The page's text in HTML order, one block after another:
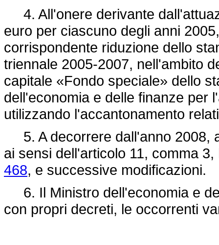
4. All'onere derivante
euro per ciascuno degli anni
corrispondente riduzione dello
triennale 2005-2007, nell'ambito
capitale «Fondo speciale» dello
dell'economia e delle finanze per
utilizzando l'accantonamento
5. A decorrere dall'anno 2008,
ai sensi dell'articolo 11, comma
468, e successive modificazioni.
6. Il Ministro dell'economia e
con propri decreti, le occorrenti